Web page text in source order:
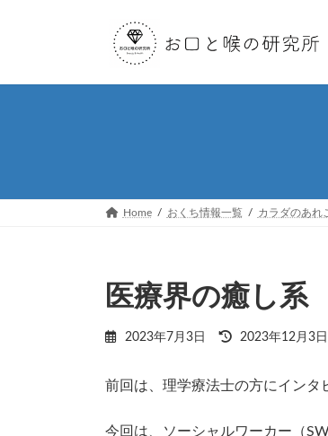
ツ
シ
Home おくち情報一覧 カラダのあれ
医療界の癒し系
2023年7月3日
最
新
日
:
2023年12月3日
前回は、理学療法士の方にインタ
今回は、ソーシャルワーカー（